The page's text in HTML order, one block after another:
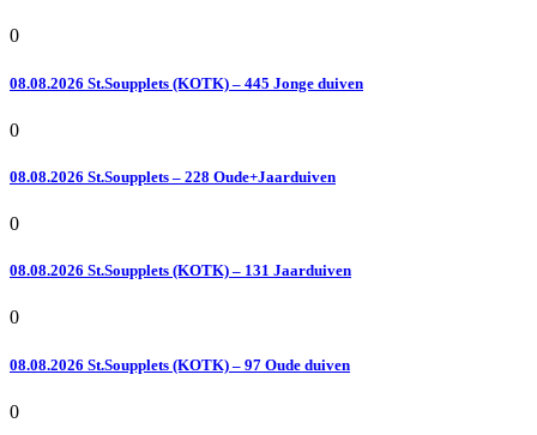
0
08.08.2026 St.Soupplets (KOTK) – 445 Jonge duiven
0
08.08.2026 St.Soupplets – 228 Oude+Jaarduiven
0
08.08.2026 St.Soupplets (KOTK) – 131 Jaarduiven
0
08.08.2026 St.Soupplets (KOTK) – 97 Oude duiven
0